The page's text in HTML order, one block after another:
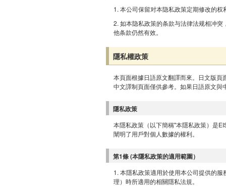
1. 本公司保留对本隐私政策定期修改的
2. 如本隐私政策的条款与法律法规相冲
他条款仍然有效。
隱私權政策
本頁面根據日語原文翻譯而來。日文版頁
中文譯制頁面僅供參考。如果日語原文
隱私政策
本隱私政策（以下簡稱"本隱私政策）是
闡明了用戶對個人數據的權利。
第1條 (本隱私政策的適用範圍）
1. 本隱私政策適用於使用本公司提供的
理）時所適用的相關隱私法規。